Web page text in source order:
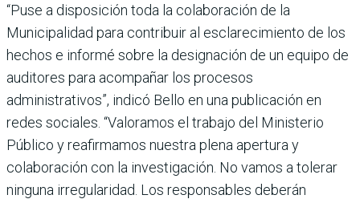
“Puse a disposición toda la colaboración de la
Municipalidad para contribuir al esclarecimiento de los
hechos e informé sobre la designación de un equipo de
auditores para acompañar los procesos
administrativos”, indicó Bello en una publicación en
redes sociales. “Valoramos el trabajo del Ministerio
Público y reafirmamos nuestra plena apertura y
colaboración con la investigación. No vamos a tolerar
ninguna irregularidad. Los responsables deberán